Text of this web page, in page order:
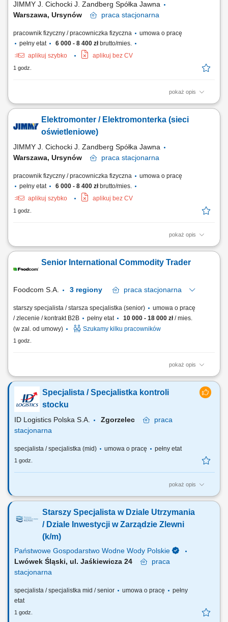
JIMMY J. Cichocki J. Zandberg Spółka Jawna
Warszawa, Ursynów
praca stacjonarna
pracownik fizyczny / pracowniczka fizyczna
umowa o pracę
pełny etat
6 000 - 8 400 złbrutto/mies.
aplikuj szybko
aplikuj bez CV
1 godz.
pokaż opis
Opis stanowiska: Praca przy budowie i konserwacji sieci oświetlenia
powiatów – bez delegacji.
Elektromonter / Elektromonterka (sieci
oświetleniowe)
JIMMY J. Cichocki J. Zandberg Spółka Jawna
Warszawa, Ursynów
praca stacjonarna
pracownik fizyczny / pracowniczka fizyczna
umowa o pracę
pełny etat
6 000 - 8 400 złbrutto/mies.
aplikuj szybko
aplikuj bez CV
1 godz.
pokaż opis
Zadania: Budowa oraz konserwacja sieci oświetlenia ulicznego. Prace
powiatów. Bieżące usuwanie awarii i przeglądy infrastruktury
Senior International Commodity Trader
Foodcom S.A. praca stacjonarna
starszy specjalista / starsza specjalistka (senior)
umowa o pracę
/ zlecenie / kontrakt B2B
pełny etat 10 000 - 18 000 zł/ mies.
(w zal. od umowy)
Szukamy kilku pracowników
1 godz.
pokaż opis
Obowiązki: Nawiązywanie relacji biznesowych z Klientami B2B na
podległych rynkach; Sprzedaż i kupno produktów
paszowych/spożywczych/chemii przemysłowej/FMCG Klientom
specjalizującym się w branży produkcyjnej; Samodzielne prowadzenie
negocjacji biznesowych; Nadzorowanie procesu sprzedaży...
Specjalista / Specjalistka kontroli
stocku
ID Logistics Polska S.A. Zgorzelec
praca
stacjonarna
specjalista / specjalistka (mid) umowa o pracę pełny etat
1 godz.
pokaż opis
ZADANIA: kontrola stanów magazynowych, nadzór i codzienna
archiwizowanie stworzonej dokumentacji magazynowej; Raportowanie
i informowanie o niezgodności;
Starszy Specjalista w Dziale Utrzymania
/ Dziale Inwestycji w Zarządzie Zlewni
(k/m)
Państwowe Gospodarstwo Wodne Wody Polskie
Lwówek Śląski, ul. Jaśkiewicza 24
praca
stacjonarna
specjalista / specjalistka mid / senior umowa o pracę
pełny
etat
1 godz.